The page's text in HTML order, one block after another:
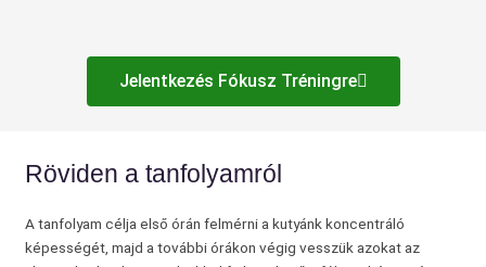
Jelentkezés Fókusz Tréningre
Röviden a tanfolyamról
A tanfolyam célja első órán felmérni a kutyánk koncentráló
képességét, majd a további órákon végig vesszük azokat az